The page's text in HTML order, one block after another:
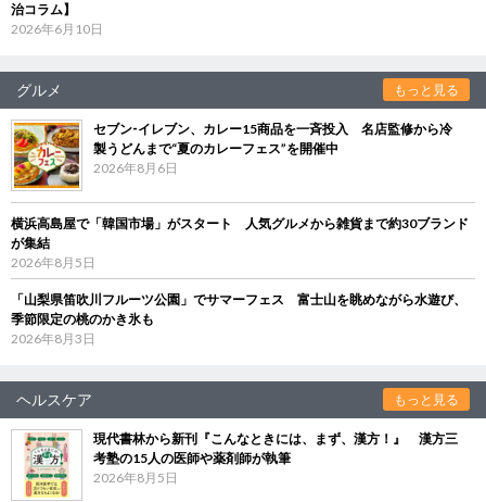
治コラム】
2026年6月10日
グルメ もっと見る
セブン‐イレブン、カレー15商品を一斉投入 名店監修から冷
製うどんまで“夏のカレーフェス”を開催中
2026年8月6日
横浜高島屋で「韓国市場」がスタート 人気グルメから雑貨まで約30ブランド
が集結
2026年8月5日
「山梨県笛吹川フルーツ公園」でサマーフェス 富士山を眺めながら水遊び、
季節限定の桃のかき氷も
2026年8月3日
ヘルスケア もっと見る
現代書林から新刊『こんなときには、まず、漢方！』 漢方三
考塾の15人の医師や薬剤師が執筆
2026年8月5日